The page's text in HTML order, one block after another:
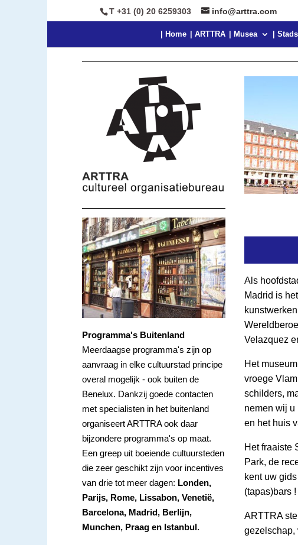
T +31 (0) 20 6259303 info@arttra.com
| Home | ARTTRA | Musea |
Programma's Buitenland
Meerdaagse programma's zijn op
aanvraag in elke cultuurstad principe
overal mogelijk - ook buiten de
Benelux. Dankzij goede contacten
met specialisten in het buitenland
organiseert ARTTRA ook daar
bijzondere programma's op maat.
Een greep uit boeiende cultuursteden
die zeer geschikt zijn voor incentives
van drie tot meer dagen: Londen,
Parijs, Rome, Lissabon, Venetië,
Barcelona, Madrid, Berlijn,
Munchen, Praag en Istanbul.
Als
Madrid is
Velazquez
Het
vroege
schilders,
nemen wij u
en het huis
Het fraaiste
Park, de
kent uw
(tapas)bars !
ARTTRA
gezelschap,